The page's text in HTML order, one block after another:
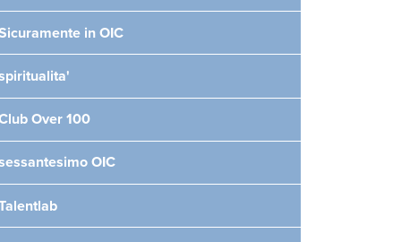
in OIC
Over 100
OIC